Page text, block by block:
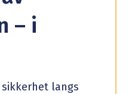
– i
langs